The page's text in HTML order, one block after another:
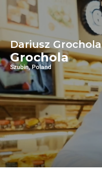
Dariusz Grochola
Grochola
Szubin, Poland